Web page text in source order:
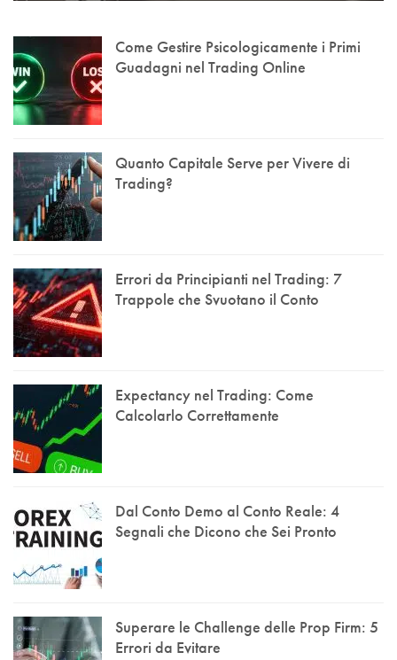
Come Gestire Psicologicamente i Primi
Guadagni nel Trading Online
Quanto Capitale Serve per Vivere di
Trading?
Errori da Principianti nel Trading: 7
Trappole che Svuotano il Conto
Expectancy nel Trading: Come
Calcolarlo Correttamente
Dal Conto Demo al Conto Reale: 4
Segnali che Dicono che Sei Pronto
Superare le Challenge delle Prop Firm: 5
Errori da Evitare